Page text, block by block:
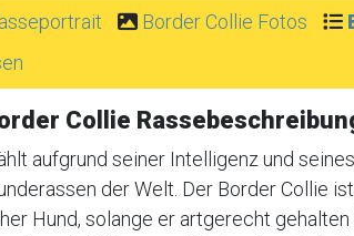
Border Collie Fotos
Collie
aufgrund seiner Intelligenz und
der Welt. Der Border Collie
Hund, solange er artgerecht